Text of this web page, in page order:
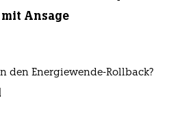
Ansage
den Energiewende-Rollback?